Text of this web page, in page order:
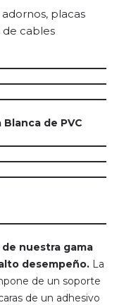
placas
de cables
de PVC
nuestra gama
desempeño. La
de un soporte
de un adhesivo